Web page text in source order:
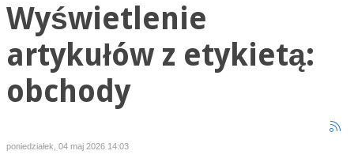
Wyświetlenie
artykułów z etykietą:
obchody
poniedziałek, 04 maj 2026 14:03